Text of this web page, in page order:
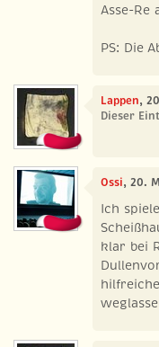
Asse-Re
PS: Die
Lappen,
Dieser
Ossi, 20.
Ich
klar bei